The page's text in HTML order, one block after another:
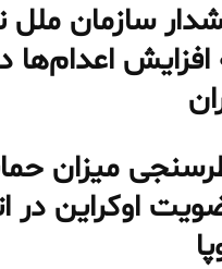
سازمان
افزایش اعدام‌ها
میزان
اوکراین در